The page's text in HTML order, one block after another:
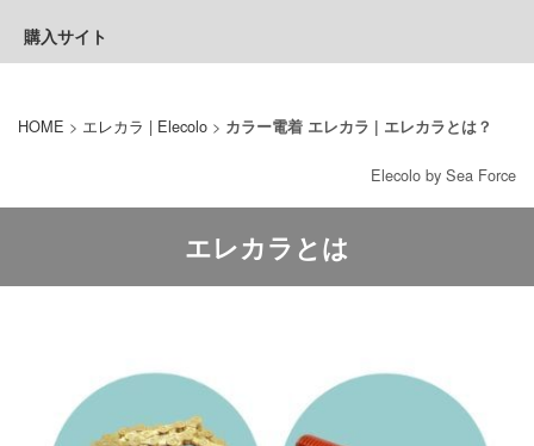
購入サイト
HOME > エレカラ | Elecolo > カラー電着 エレカラ | エレカラとは？
Elecolo by Sea Force
エレカラとは